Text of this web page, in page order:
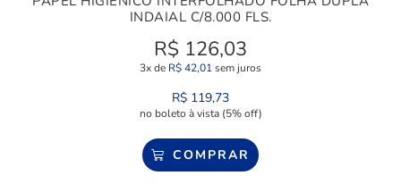
INDAIAL C/8.000 FLS.
R$ 126,03
3x de R$42,01sem juros
R$ 119,73
no boleto à vista (5% off)
COMPRAR